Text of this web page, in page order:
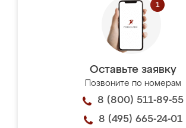
Оставьте заявку
Позвоните по номерам
8 (800) 511-89-55
8 (495) 665-24-01